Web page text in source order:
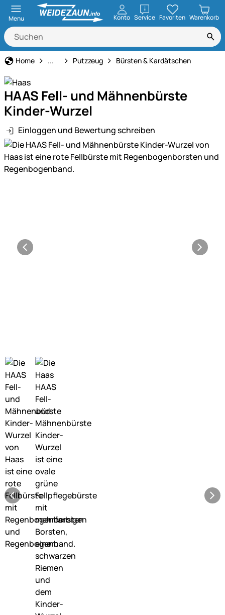
Menu Konto ServiceöffnenFavoriten Warenkorb
Home Pferdepflege
... Putzzeug Bürsten & Kardätschen
HAAS Fell- und Mähnenbürste
Kinder-Wurzel
Einloggen und Bewertung schreiben
Produktgalerie